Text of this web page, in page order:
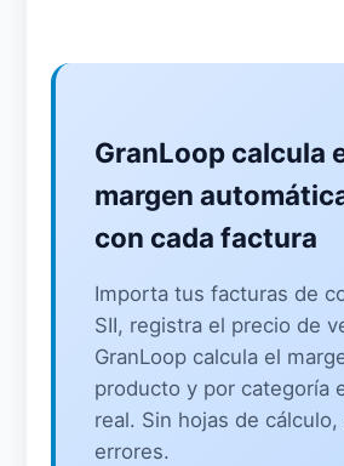
GranLoop calcula
margen
con cada factura
Importa tus facturas de
SII, registra el precio de
GranLoop calcula el
producto y por categoría
real. Sin hojas de cálculo,
errores.